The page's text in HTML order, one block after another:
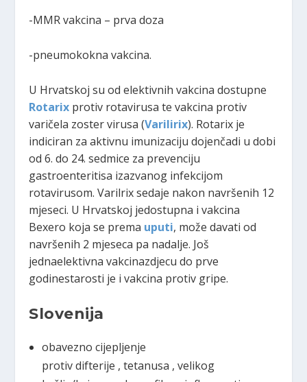
-MMR vakcina – prva doza
-pneumokokna vakcina.
U Hrvatskoj su od elektivnih vakcina dostupne
Rotarix protiv rotavirusa te vakcina protiv
varičela zoster virusa (Varilirix). Rotarix je
indiciran za aktivnu imunizaciju dojenčadi u dobi
od 6. do 24. sedmice za prevenciju
gastroenteritisa izazvanog infekcijom
rotavirusom. Varilrix sedaje nakon navršenih 12
mjeseci. U Hrvatskoj jedostupna i vakcina
Bexero koja se prema uputi, može davati od
navršenih 2 mjeseca pa nadalje. Još
jednaelektivna vakcinazdjecu do prve
godinestarosti je i vakcina protiv gripe.
Slovenija
obavezno cijepljenje
protiv difterije , tetanusa , velikog